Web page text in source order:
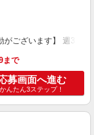
がございます】 週3日
まで
募画面へ進む
かんたん3ステップ！